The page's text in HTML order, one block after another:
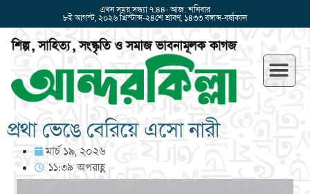
এখন সময়:সন্ধ্যা ৭:৪৪- আজ: শনিবার
৮ই আগস্ট, ২০২৬ খ্রিস্টাব্দ-২৪শে শ্রাবণ, ১৪৩৩ বঙ্গাব্দ-বর্ষাকাল
প্রথা ভেঙে বেরিয়ে এসো নারী
মার্চ ১৯, ২০২৬
১১:৩৯ অপরাহ্ণ